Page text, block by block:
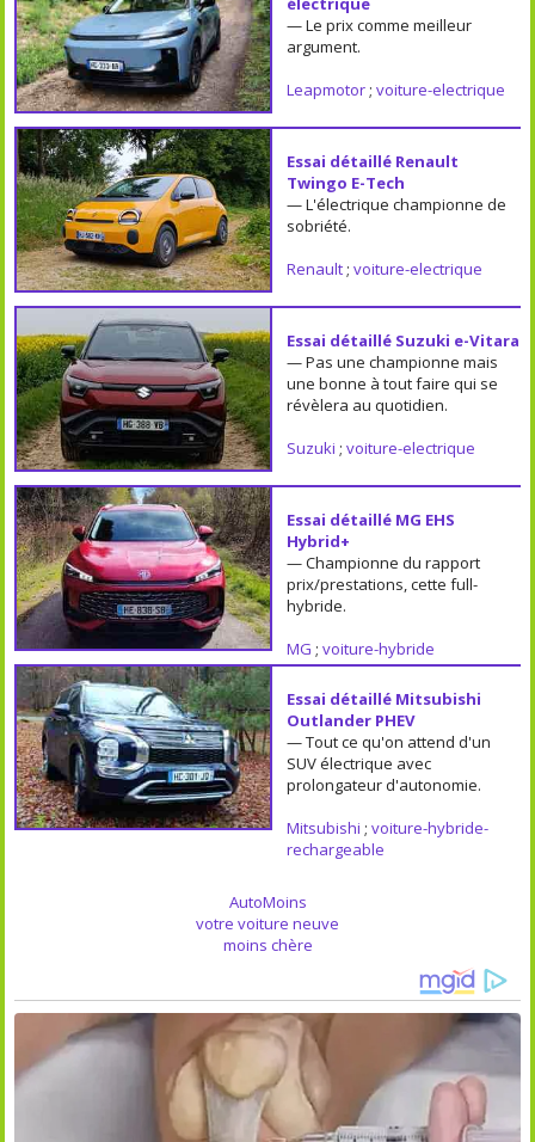
— Le prix comme meilleur
argument.
Leapmotor; voiture-electrique
Essai détaillé Renault
Twingo E-Tech
— L'électrique championne de
sobriété.
Renault; voiture-electrique
Essai détaillé Suzuki e-Vitara
— Pas une championne mais
une bonne à tout faire qui se
révèlera au quotidien.
Suzuki ; voiture-electrique
Essai détaillé MG EHS
Hybrid+
— Championne du rapport
prix/prestations, cette full-
hybride.
MG ; voiture-hybride
Essai détaillé Mitsubishi
Outlander PHEV
— Tout ce qu'on attend d'un
SUV électrique avec
prolongateur d'autonomie.
Mitsubishi ; voiture-hybride-
rechargeable
AutoMoins
votre voiture neuve
moins chère